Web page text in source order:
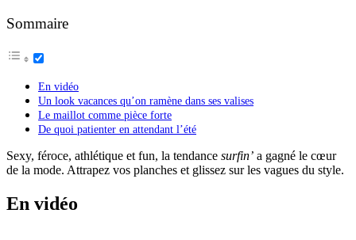
Sommaire
En vidéo
Un look vacances qu’on ramène dans ses valises
Le maillot comme pièce forte
De quoi patienter en attendant l’été
Sexy, féroce, athlétique et fun, la tendance surfin’ a gagné le cœur
de la mode. Attrapez vos planches et glissez sur les vagues du style.
En vidéo